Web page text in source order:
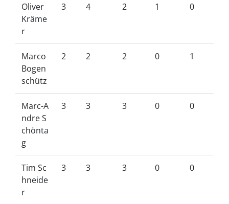
Oliver
Kräme
r
3 4 2 1 0
Marco
Bogen
schütz
2 2 2 0 1
Marc-A
ndre S
chönta
g
3 3 3 0 0
Tim Sc
hneide
r
3 3 3 0 0